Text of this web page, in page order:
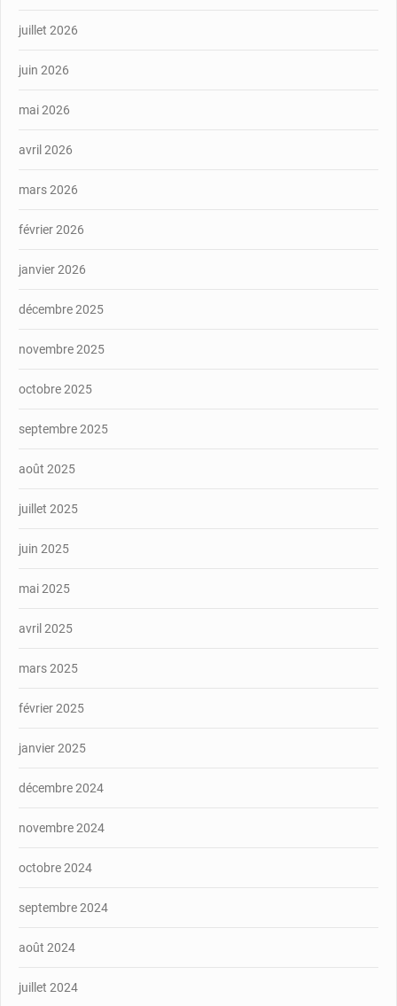
juillet 2026
juin 2026
mai 2026
avril 2026
mars 2026
février 2026
janvier 2026
décembre 2025
novembre 2025
octobre 2025
septembre 2025
août 2025
juillet 2025
juin 2025
mai 2025
avril 2025
mars 2025
février 2025
janvier 2025
décembre 2024
novembre 2024
octobre 2024
septembre 2024
août 2024
juillet 2024